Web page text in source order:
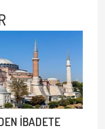
İBADETE